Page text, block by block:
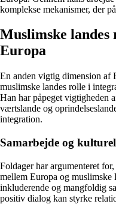
komplekse mekanismer, der
Muslimske
Europa
En anden vigtig dimension af
muslimske landes rolle i
Han har påpeget vigtigheden
værtslande og
integration.
Samarbejde og
Foldager har argumenteret
mellem Europa og muslimske
inkluderende og mangfoldig
positiv dialog kan styrke